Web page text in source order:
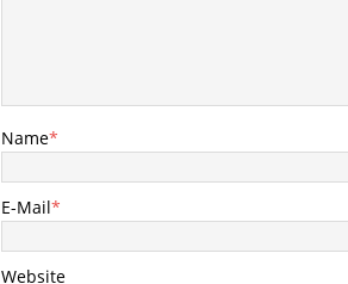
Name*
E-Mail*
Website